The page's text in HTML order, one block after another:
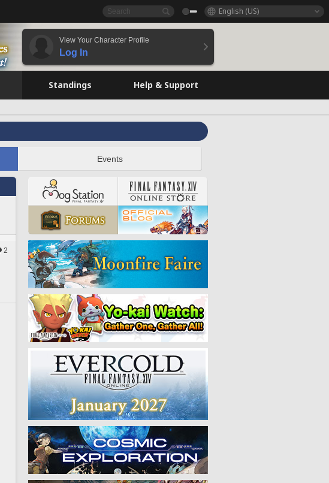
English (US)
View Your Character Profile
Log In
Standings Help & Support
Events
2